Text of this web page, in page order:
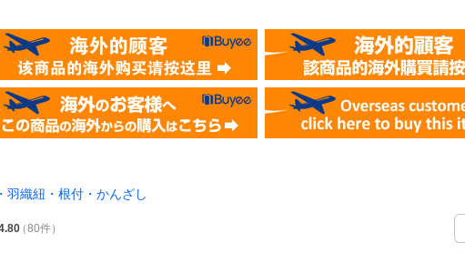
織紐・根付・かんざし
（80件）